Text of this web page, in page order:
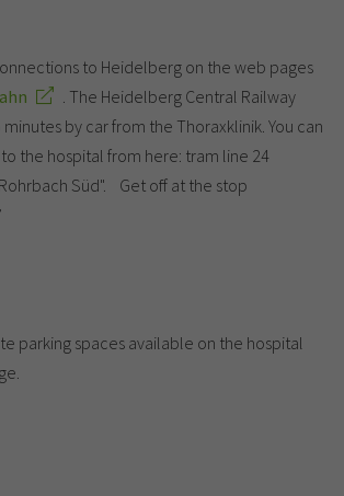
to Heidelberg on the web pages
. The Heidelberg Central Railway
by car from the Thoraxklinik. You can
the hospital from here: tram line 24
Süd". Get off at the stop
parking spaces available on the hospital